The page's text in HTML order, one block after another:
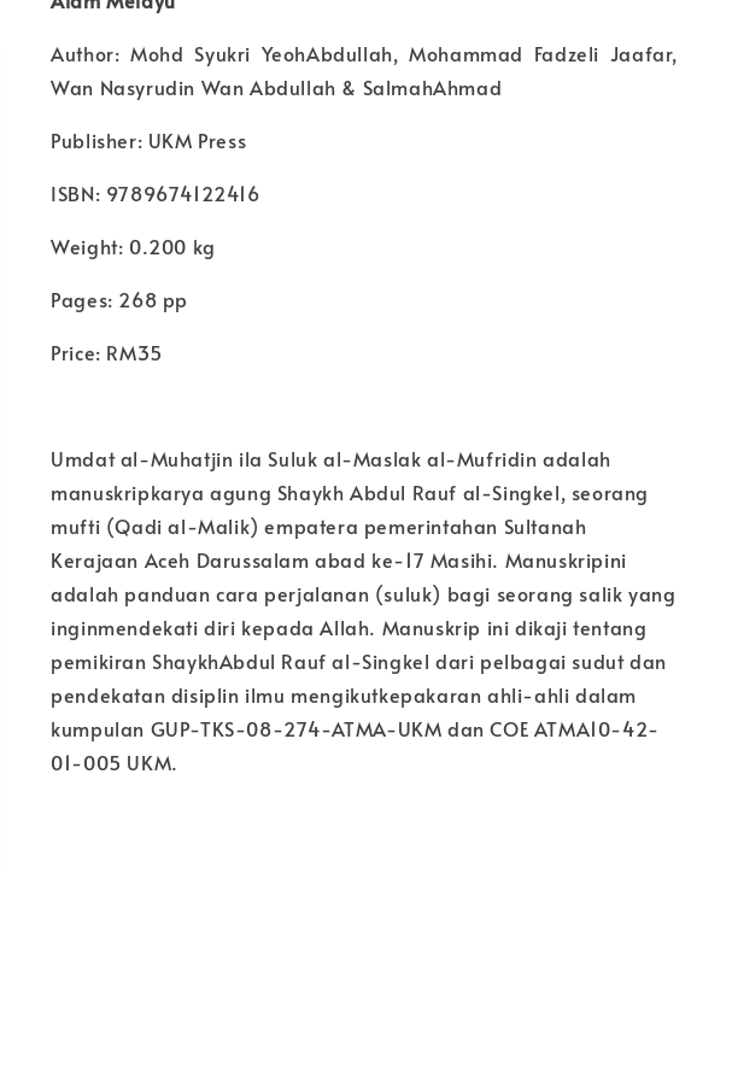
Author: Mohd Syukri YeohAbdullah, Mohammad Fadzeli Jaafar,
Wan Nasyrudin Wan Abdullah & SalmahAhmad
Publisher: UKM Press
ISBN: 9789674122416
Weight: 0.200 kg
Pages: 268 pp
Price: RM35
Umdat al-Muhatjin ila Suluk al-Maslak al-Mufridin adalah
manuskripkarya agung Shaykh Abdul Rauf al-Singkel, seorang
mufti (Qadi al-Malik) empatera pemerintahan Sultanah
Kerajaan Aceh Darussalam abad ke-17 Masihi. Manuskripini
adalah panduan cara perjalanan (suluk) bagi seorang salik yang
inginmendekati diri kepada Allah. Manuskrip ini dikaji tentang
pemikiran ShaykhAbdul Rauf al-Singkel dari pelbagai sudut dan
pendekatan disiplin ilmu mengikutkepakaran ahli-ahli dalam
kumpulan GUP-TKS-08-274-ATMA-UKM dan COE ATMA10-42-
01-005 UKM.